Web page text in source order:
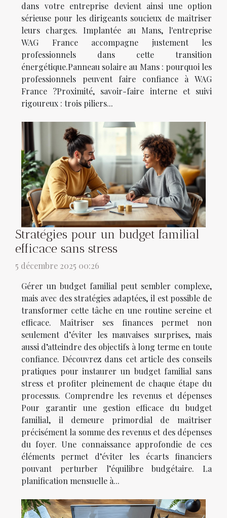
dans votre entreprise devient ainsi une option
sérieuse pour les dirigeants soucieux de maîtriser
leurs charges. Implantée au Mans, l'entreprise
WAG France accompagne justement les
professionnels dans cette transition
énergétique.Panneau solaire au Mans : pourquoi les
professionnels peuvent faire confiance à WAG
France ?Proximité, savoir-faire interne et suivi
rigoureux : trois piliers...
Stratégies pour un budget familial
efficace sans stress
5 décembre 2025 00:26
Gérer un budget familial peut sembler complexe,
mais avec des stratégies adaptées, il est possible de
transformer cette tâche en une routine sereine et
efficace. Maîtriser ses finances permet non
seulement d’éviter les mauvaises surprises, mais
aussi d’atteindre des objectifs à long terme en toute
confiance. Découvrez dans cet article des conseils
pratiques pour instaurer un budget familial sans
stress et profiter pleinement de chaque étape du
processus. Comprendre les revenus et dépenses
Pour garantir une gestion efficace du budget
familial, il demeure primordial de maîtriser
précisément la somme des revenus et des dépenses
du foyer. Une connaissance approfondie de ces
éléments permet d’éviter les écarts financiers
pouvant perturber l’équilibre budgétaire. La
planification mensuelle à...